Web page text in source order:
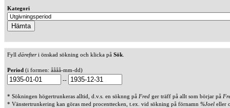
Kategori
Fyll därefteri önskad sökning och klicka på Sök
Period (i formen: åååå-mm-dd)
--
* Sökningen högertrunkeras alltid, d.v.s. en söknng på Fred ger träff på allt som börjar på
* Vänstertrunkering kan göras med procenttecken, t.ex. vid sökning på förnamn %Joel eller